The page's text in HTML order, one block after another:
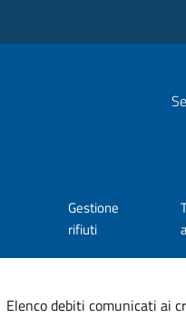
Gestione
rifiuti
Elenco debiti comunicati ai